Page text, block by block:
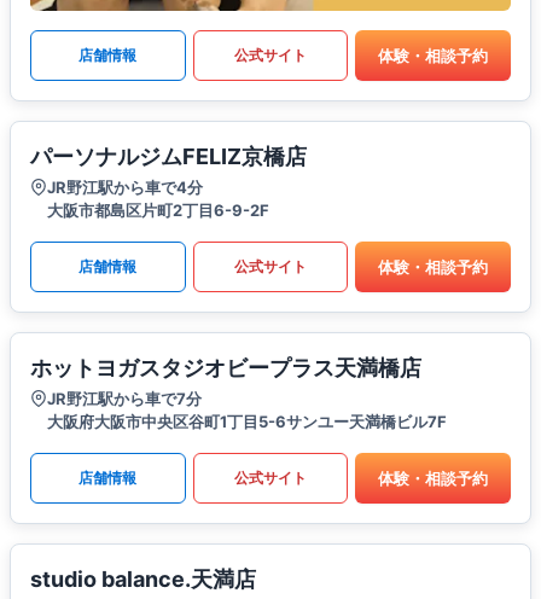
店舗情報 公式サイト 体験・相談予約
パーソナルジムFELIZ京橋店
JR野江駅から車で4分
大阪市都島区片町2丁目6-9-2F
店舗情報 公式サイト 体験・相談予約
ホットヨガスタジオビープラス天満橋店
JR野江駅から車で7分
大阪府大阪市中央区谷町1丁目5-6サンユー天満橋ビル7F
店舗情報 公式サイト 体験・相談予約
studio balance.天満店